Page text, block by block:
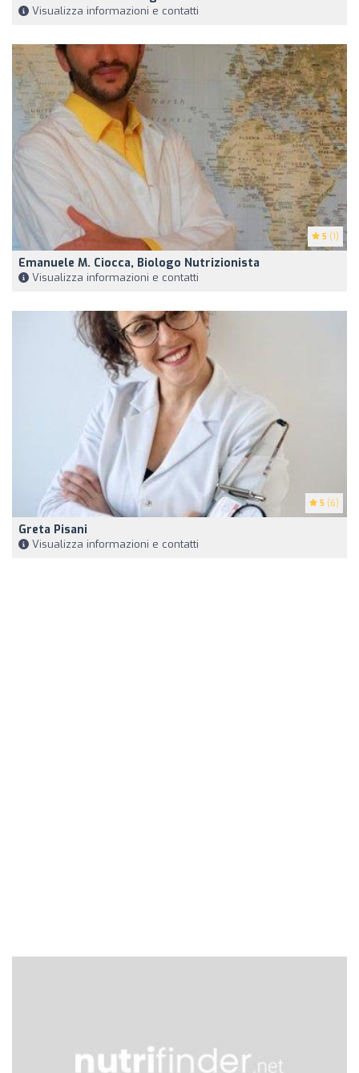
Visualizza informazioni e contatti
5 (1)
Emanuele M. Ciocca, Biologo Nutrizionista
Visualizza informazioni e contatti
5 (6)
Greta Pisani
Visualizza informazioni e contatti